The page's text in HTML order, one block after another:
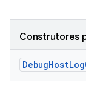
Construtores
DebugHostLog